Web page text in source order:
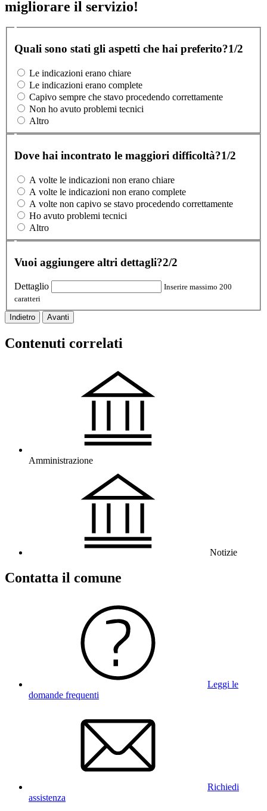
migliorare il servizio!
Quali sono stati gli aspetti che hai preferito?1/2
Le indicazioni erano chiare
Le indicazioni erano complete
Capivo sempre che stavo procedendo correttamente
Non ho avuto problemi tecnici
Altro
Dove hai incontrato le maggiori difficoltà?1/2
A volte le indicazioni non erano chiare
A volte le indicazioni non erano complete
A volte non capivo se stavo procedendo correttamente
Ho avuto problemi tecnici
Altro
Vuoi aggiungere altri dettagli?2/2
Dettaglio
Inserire massimo 200
caratteri
Indietro Avanti
Contenuti correlati
Amministrazione
Notizie
Contatta il comune
Leggi le
domande frequenti
Richiedi
assistenza